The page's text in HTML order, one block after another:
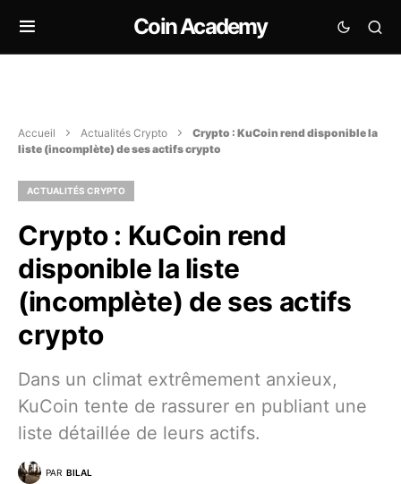
Coin Academy
Accueil Actualités Crypto
Crypto : KuCoin rend disponible la
liste (incomplète) de ses actifs crypto
ACTUALITÉS CRYPTO
Crypto : KuCoin rend
disponible la liste
(incomplète) de ses actifs
crypto
Dans un climat extrêmement anxieux,
KuCoin tente de rassurer en publiant une
liste détaillée de leurs actifs.
PAR BILAL